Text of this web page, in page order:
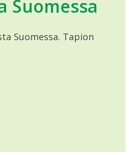
Suomessa
Suomessa. Tapion